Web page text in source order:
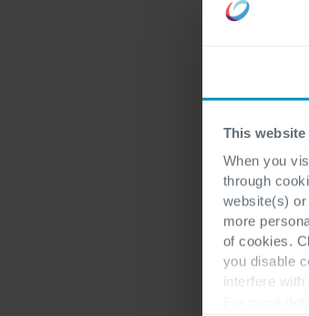
This
When you
through
website(s)
more
of cookies.
you disable
interfere